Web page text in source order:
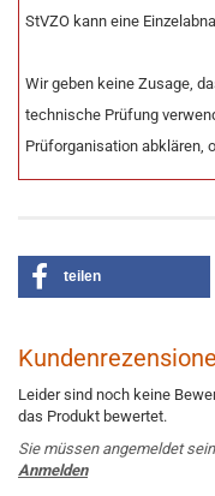
StVZO kann eine
Wir geben keine Zusage,
technische Prüfung
Prüforganisation abklären,
teilen
Leider sind noch keine
das Produkt bewertet.
Sie müssen angemeldet
Anmelden